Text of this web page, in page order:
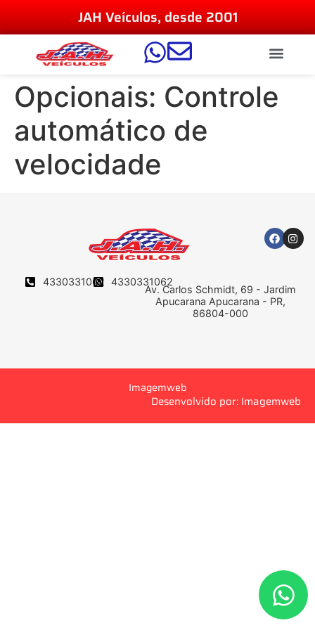
JAH Veículos, desde 2001
Opcionais: Controle
automático de
velocidade
4330331062 4330331062
Av. Carlos Schmidt, 69 - Jardim
Apucarana Apucarana - PR,
86804-000
Imagemweb
Desenvolvido por: Imagemweb